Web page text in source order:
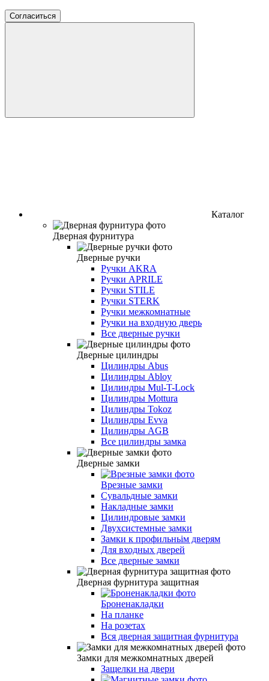
Согласиться
Каталог
Дверная фурнитура
Дверные ручки
Ручки AKRA
Ручки APRILE
Ручки STILE
Ручки STERK
Ручки межкомнатные
Ручки на входную дверь
Все дверные ручки
Дверные цилиндры
Цилиндры Abus
Цилиндры Abloy
Цилиндры Mul-T-Lock
Цилиндры Mottura
Цилиндры Tokoz
Цилиндры Evva
Цилиндры AGB
Все цилиндры замка
Дверные замки
Врезные замки
Сувальдные замки
Накладные замки
Цилиндровые замки
Двухсистемные замки
Замки к профильньім дверям
Для входных дверей
Все дверные замки
Дверная фурнитура защитная
Броненакладки
На планке
На розетах
Вся дверная защитная фурнитура
Замки для межкомнатных дверей
Защелки на двери